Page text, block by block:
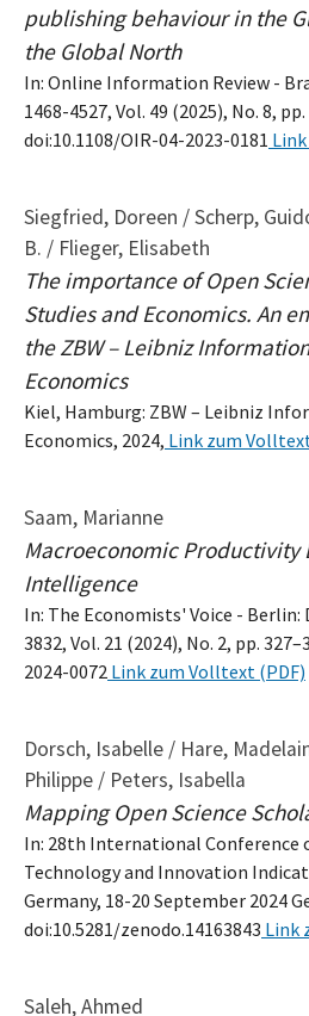
publishing behaviour in the
the Global North
In: Online Information Review -
1468-4527, Vol. 49 (2025), No. 8,
doi:10.1108/OIR-04-2023-0181
Siegfried, Doreen / Scherp,
B. / Flieger, Elisabeth
The importance of Open
Studies and Economics. An
the ZBW – Leibniz
Economics
Kiel, Hamburg: ZBW – Leibniz
Economics, 2024, Link zum
Saam, Marianne
Macroeconomic Productivity
Intelligence
In: The Economists' Voice - Berlin:
3832, Vol. 21 (2024), No. 2, pp.
2024-0072 Link zum Volltext (PDF)
Dorsch, Isabelle / Hare,
Philippe / Peters, Isabella
Mapping Open Science
In: 28th International Conference
Technology and Innovation
Germany, 18-20 September 2024
doi:10.5281/zenodo.14163843 Link
Saleh, Ahmed